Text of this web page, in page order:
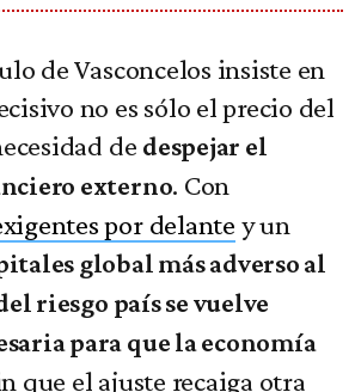
de Vasconcelos insiste en
no es sólo el precio del
de despejar el
externo. Con
por delante y un
global más adverso al
riesgo país se vuelve
para que la economía
que el ajuste recaiga otra